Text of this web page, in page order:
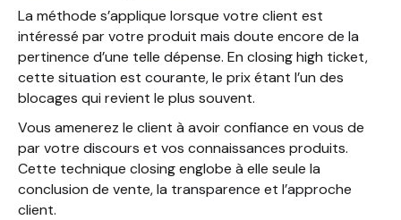
La méthode s’applique lorsque votre client est
intéressé par votre produit mais doute encore de la
pertinence d’une telle dépense. En closing high ticket,
cette situation est courante, le prix étant l’un des
blocages qui revient le plus souvent.
Vous amenerez le client à avoir confiance en vous de
par votre discours et vos connaissances produits.
Cette technique closing englobe à elle seule la
conclusion de vente, la transparence et l’approche
client.